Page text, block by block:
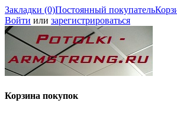
Закладки (0)Постоянный покупатель
Войти или зарегистрироваться
Корзина покупок